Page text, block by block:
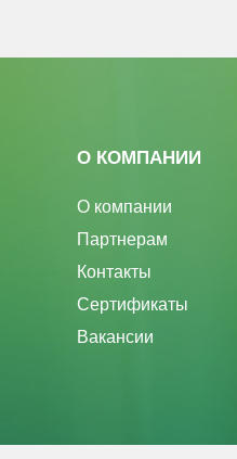
О КОМПАНИИ
О компании
Партнерам
Контакты
Сертификаты
Вакансии